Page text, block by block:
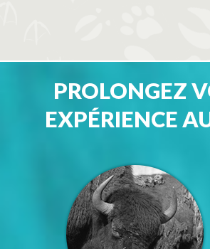
PROLONGEZ
EXPÉRIENCE